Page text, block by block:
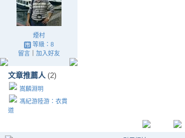
煙村
等級：8
留言｜ 加入好友
文章推薦人 (2)
嵩麟淵明
馮紀游陸游：衣貫
道